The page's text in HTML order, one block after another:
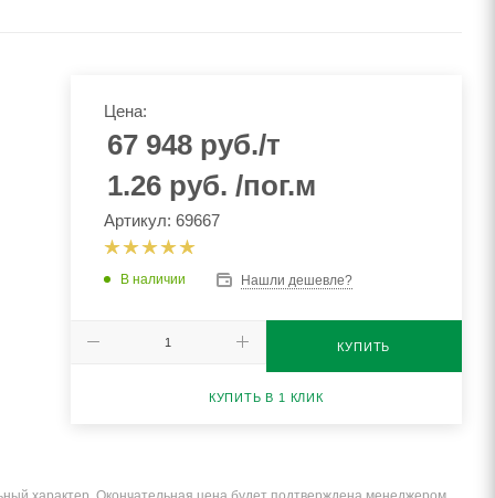
Цена:
67 948руб./т
1.26 руб. /пог.м
Артикул: 69667
В наличии Нашли дешевле?
КУПИТЬ
КУПИТЬ В 1 КЛИК